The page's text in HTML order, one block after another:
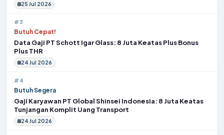
25 Jul 2026
#3
Butuh Cepat!
Data Gaji PT Schott Igar Glass: 8 Juta Keatas Plus Bonus
Plus THR
24 Jul 2026
#4
Butuh Segera
Gaji Karyawan PT Global Shinsei Indonesia: 8 Juta Keatas
Tunjangan Komplit Uang Transport
24 Jul 2026